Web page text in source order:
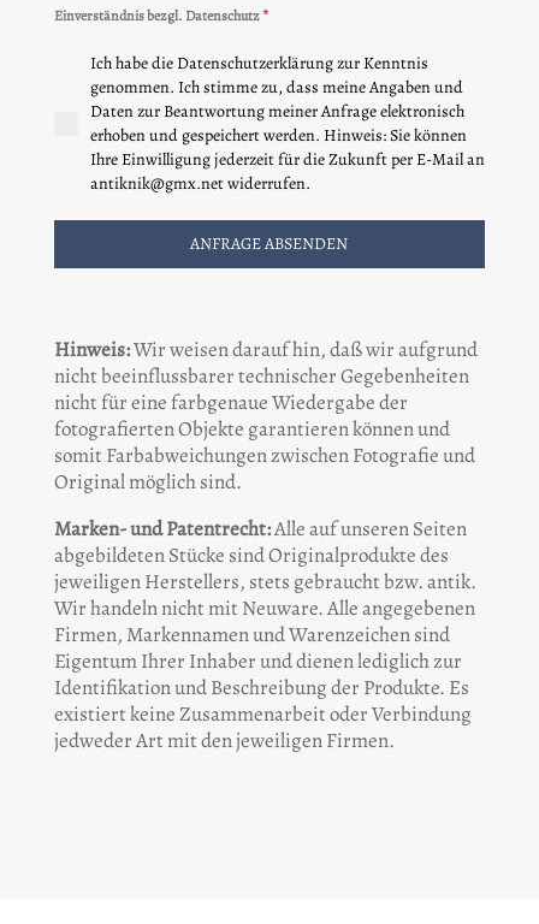
Einverständnis bezgl. Datenschutz*
Ich habe die Datenschutzerklärung zur Kenntnis
genommen. Ich stimme zu, dass meine Angaben und
Daten zur Beantwortung meiner Anfrage elektronisch
erhoben und gespeichert werden. Hinweis: Sie können
Ihre Einwilligung jederzeit für die Zukunft per E-Mail an
antiknik@gmx.net widerrufen.
ANFRAGE ABSENDEN
Hinweis:Wir weisen darauf hin, daß wir aufgrund
nicht beeinflussbarer technischer Gegebenheiten
nicht für eine farbgenaue Wiedergabe der
fotografierten Objekte garantieren können und
somit Farbabweichungen zwischen Fotografie und
Original möglich sind.
Marken- und Patentrecht:Alle auf unseren Seiten
abgebildeten Stücke sind Originalprodukte des
jeweiligen Herstellers, stets gebraucht bzw. antik.
Wir handeln nicht mit Neuware. Alle angegebenen
Firmen, Markennamen und Warenzeichen sind
Eigentum Ihrer Inhaber und dienen lediglich zur
Identifikation und Beschreibung der Produkte. Es
existiert keine Zusammenarbeit oder Verbindung
jedweder Art mit den jeweiligen Firmen.